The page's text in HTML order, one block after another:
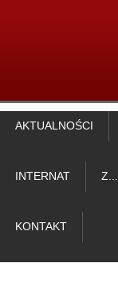
AKTUALNOŚCI
INTERNAT
KONTAKT